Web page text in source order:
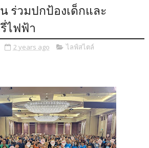
ร่วมปกป้องเด็กและ
ไฟฟ้า
2 years ago ไลฟ์สไตล์